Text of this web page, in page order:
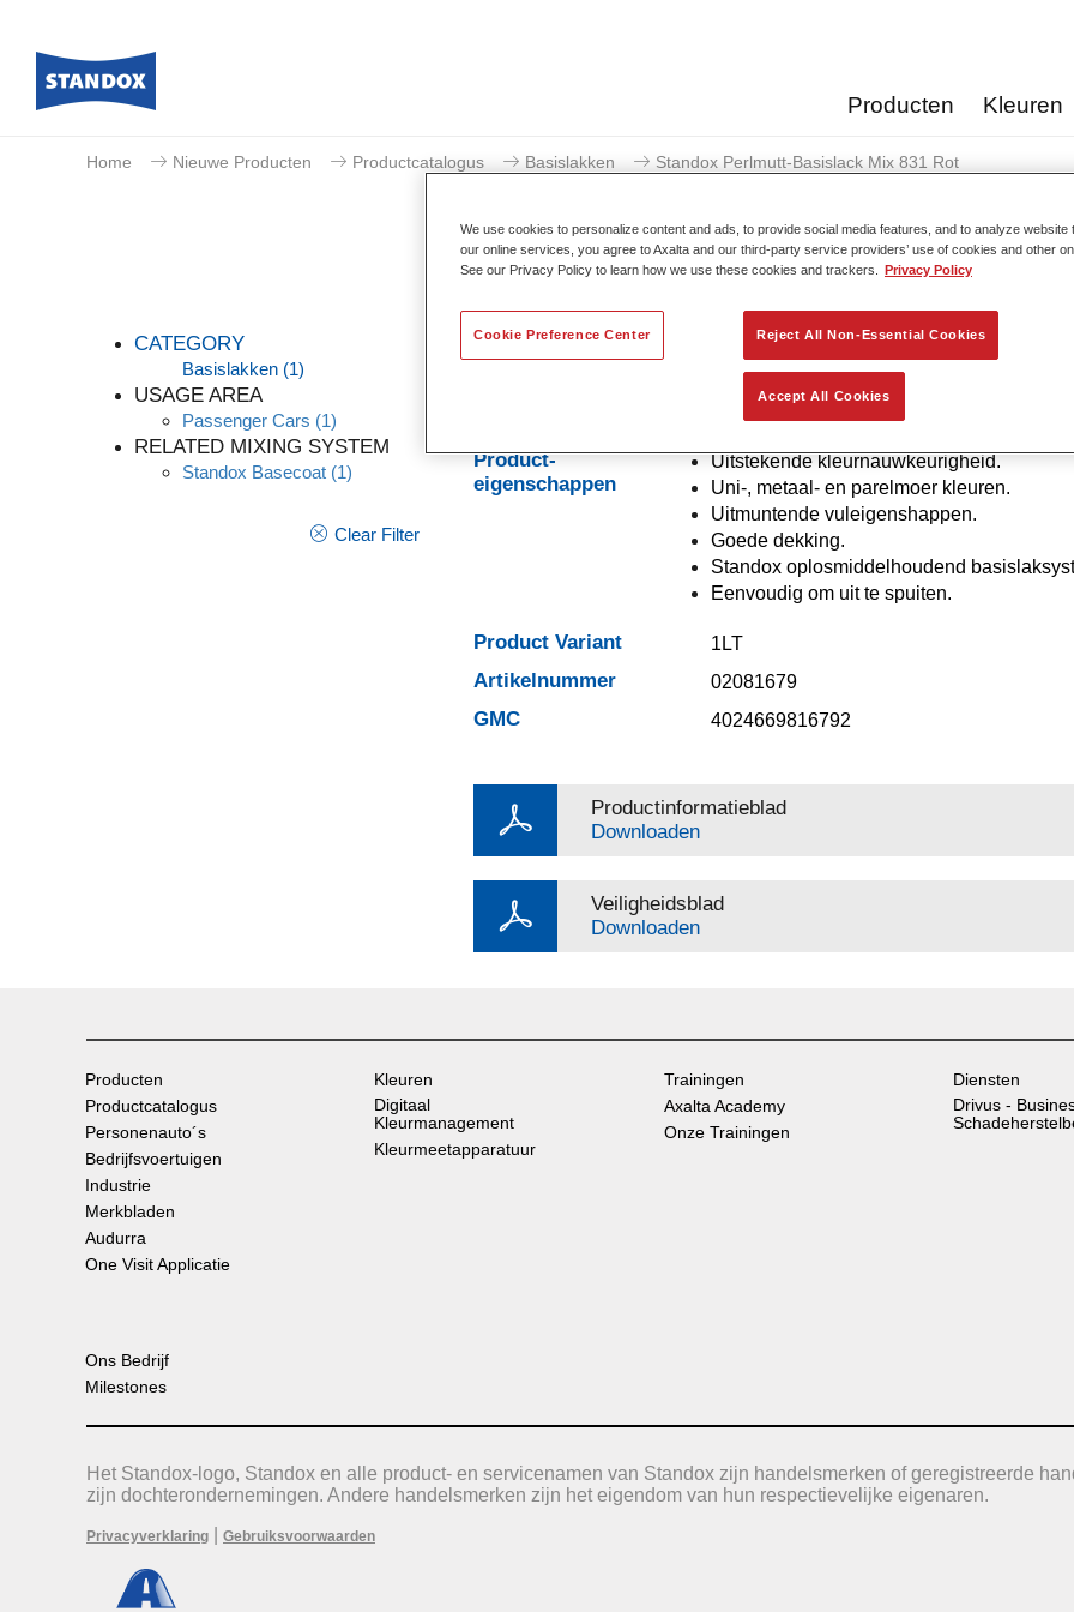
Producten Kleuren
Home Nieuwe Producten Productcatalogus Basislakken Standox Perlmutt-Basislack Mix 831 Rot
CATEGORY
Basislakken (1)
USAGE AREA
Passenger Cars (1)
RELATED MIXING SYSTEM
Standox Basecoat (1)
Clear Filter
Standox Perlmutt-
Oplosmiddelhoudend Standox Basislack Systeem.
Product-
eigenschappen
Uitstekende kleurnauwkeurigheid.
Uni-, metaal- en parelmoer kleuren.
Uitmuntende vuleigenshappen.
Goede dekking.
Standox oplosmiddelhoudend
Eenvoudig om uit te spuiten.
Product Variant 1LT
Artikelnummer 02081679
GMC 4024669816792
Productinformatieblad
Downloaden
Veiligheidsblad
Downloaden
Producten
Productcatalogus
Personenauto´s
Bedrijfsvoertuigen
Industrie
Merkbladen
Audurra
One Visit Applicatie
Kleuren
Digitaal
Kleurmanagement
Kleurmeetapparatuur
Trainingen
Axalta Academy
Onze Trainingen
Diensten
Drivus -
Ons Bedrijf
Milestones
Het Standox-logo, Standox en alle product- en servicenamen van Standox zijn handelsmerken of geregistreerde
zijn dochterondernemingen. Andere handelsmerken zijn het eigendom van hun respectievelijke eigenaren.
Privacyverklaring Gebruiksvoorwaarden
We use cookies to personalize content and ads, to provide social media features, and to analyze website
our online services, you agree to Axalta and our third-party service providers’ use of cookies and other
See our Privacy Policy to learn how we use these cookies and trackers.
Privacy Policy
Reject All Non-Essential Cookies
Accept All Cookies
Cookie Preference Center